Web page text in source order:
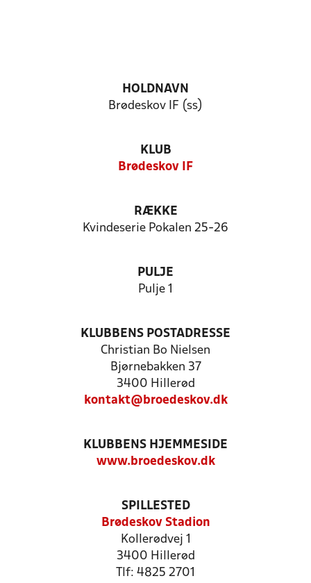
HOLDNAVN
Brødeskov IF (ss)
KLUB
Brødeskov IF
RÆKKE
Kvindeserie Pokalen 25-26
PULJE
Pulje 1
KLUBBENS POSTADRESSE
Christian Bo Nielsen
Bjørnebakken 37
3400 Hillerød
kontakt@broedeskov.dk
KLUBBENS HJEMMESIDE
www.broedeskov.dk
SPILLESTED
Brødeskov Stadion
Kollerødvej 1
3400 Hillerød
Tlf: 4825 2701